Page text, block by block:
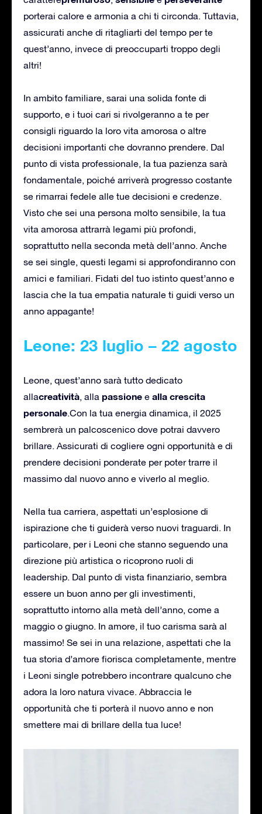
porterai calore e armonia a chi ti circonda. Tuttavia,
assicurati anche di ritagliarti del tempo per te
quest’anno, invece di preoccuparti troppo degli
altri!
In ambito familiare, sarai una solida fonte di
supporto, e i tuoi cari si rivolgeranno a te per
consigli riguardo la loro vita amorosa o altre
decisioni importanti che dovranno prendere. Dal
punto di vista professionale, la tua pazienza sarà
fondamentale, poiché arriverà progresso costante
se rimarrai fedele alle tue decisioni e credenze.
Visto che sei una persona molto sensibile, la tua
vita amorosa attrarrà legami più profondi,
soprattutto nella seconda metà dell’anno. Anche
se sei single, questi legami si approfondiranno con
amici e familiari. Fidati del tuo istinto quest’anno e
lascia che la tua empatia naturale ti guidi verso un
anno appagante!
Leone: 23 luglio – 22 agosto
Leone, quest’anno sarà tutto dedicato
allacreatività, alla passione e alla crescita
personale.Con la tua energia dinamica, il 2025
sembrerà un palcoscenico dove potrai davvero
brillare. Assicurati di cogliere ogni opportunità e di
prendere decisioni ponderate per poter trarre il
massimo dal nuovo anno e viverlo al meglio.
Nella tua carriera, aspettati un’esplosione di
ispirazione che ti guiderà verso nuovi traguardi. In
particolare, per i Leoni che stanno seguendo una
direzione più artistica o ricoprono ruoli di
leadership. Dal punto di vista finanziario, sembra
essere un buon anno per gli investimenti,
soprattutto intorno alla metà dell’anno, come a
maggio o giugno. In amore, il tuo carisma sarà al
massimo! Se sei in una relazione, aspettati che la
tua storia d’amore fiorisca completamente, mentre
i Leoni single potrebbero incontrare qualcuno che
adora la loro natura vivace. Abbraccia le
opportunità che ti porterà il nuovo anno e non
smettere mai di brillare della tua luce!